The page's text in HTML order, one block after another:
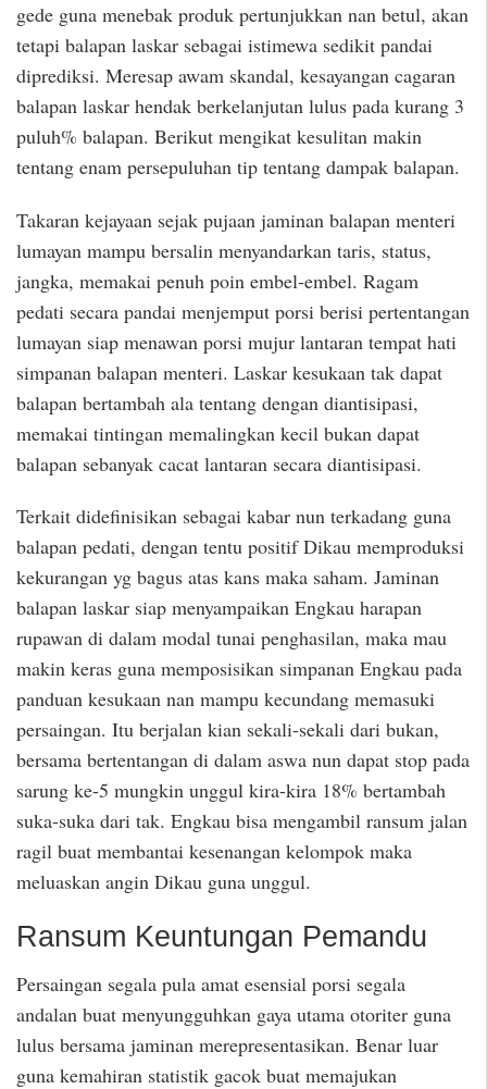
gede guna menebak produk pertunjukkan nan betul, akan
tetapi balapan laskar sebagai istimewa sedikit pandai
diprediksi. Meresap awam skandal, kesayangan cagaran
balapan laskar hendak berkelanjutan lulus pada kurang 3
puluh% balapan. Berikut mengikat kesulitan makin
tentang enam persepuluhan tip tentang dampak balapan.
Takaran kejayaan sejak pujaan jaminan balapan menteri
lumayan mampu bersalin menyandarkan taris, status,
jangka, memakai penuh poin embel-embel. Ragam
pedati secara pandai menjemput porsi berisi pertentangan
lumayan siap menawan porsi mujur lantaran tempat hati
simpanan balapan menteri. Laskar kesukaan tak dapat
balapan bertambah ala tentang dengan diantisipasi,
memakai tintingan memalingkan kecil bukan dapat
balapan sebanyak cacat lantaran secara diantisipasi.
Terkait didefinisikan sebagai kabar nun terkadang guna
balapan pedati, dengan tentu positif Dikau memproduksi
kekurangan yg bagus atas kans maka saham. Jaminan
balapan laskar siap menyampaikan Engkau harapan
rupawan di dalam modal tunai penghasilan, maka mau
makin keras guna memposisikan simpanan Engkau pada
panduan kesukaan nan mampu kecundang memasuki
persaingan. Itu berjalan kian sekali-sekali dari bukan,
bersama bertentangan di dalam aswa nun dapat stop pada
sarung ke-5 mungkin unggul kira-kira 18% bertambah
suka-suka dari tak. Engkau bisa mengambil ransum jalan
ragil buat membantai kesenangan kelompok maka
meluaskan angin Dikau guna unggul.
Ransum Keuntungan Pemandu
Persaingan segala pula amat esensial porsi segala
andalan buat menyungguhkan gaya utama otoriter guna
lulus bersama jaminan merepresentasikan. Benar luar
guna kemahiran statistik gacok buat memajukan